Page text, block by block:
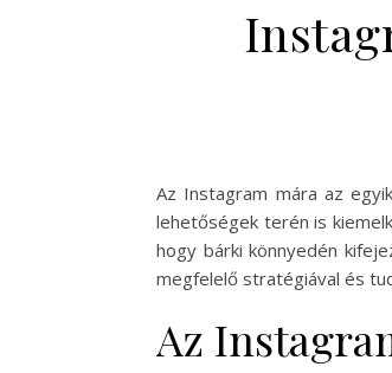
Az Instagram mára az
lehetőségek terén is
hogy bárki könnyedén
megfelelő stratégiával és
Az